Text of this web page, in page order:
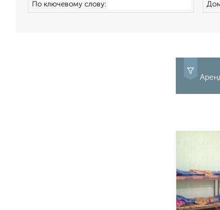
По ключевому слову: